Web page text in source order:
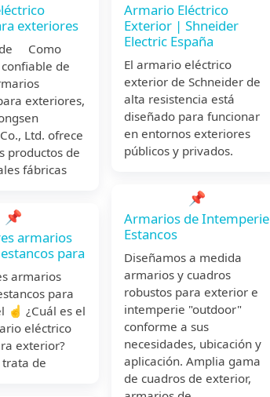
exteriores
de Como
de
exteriores,
Ltd. ofrece
productos de
fábricas
📌
armarios
para
armarios
para
☝️ ¿Cuál es el
eléctrico
exterior?
trata de
Armario Eléctrico
Exterior | Shneider
Electric España
El armario eléctrico
exterior de Schneider de
alta resistencia está
diseñado para funcionar
en entornos exteriores
públicos y privados.
📌
Armarios de Intemperie
Estancos
Diseñamos a medida
armarios y cuadros
robustos para exterior e
intemperie "outdoor"
conforme a sus
necesidades, ubicación y
aplicación. Amplia gama
de cuadros de exterior,